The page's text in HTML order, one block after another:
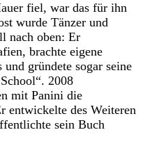
fiel, war das für ihn
wurde Tänzer und
nach oben: Er
brachte eigene
gründete sogar seine
2008
mit Panini die
entwickelte des Weiteren
sein Buch